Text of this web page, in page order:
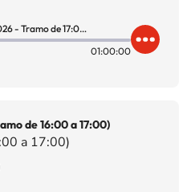
40 al Dia (05/08/2026 - Tramo de 17:00 a 18:00)
01:00:00
de 16:00 a 17:00)
a 17:00)